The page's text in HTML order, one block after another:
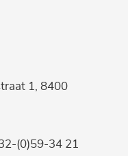
1, 8400
(0)59-34 21